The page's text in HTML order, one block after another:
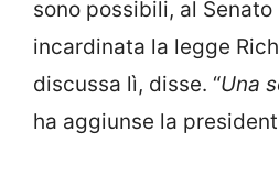
sono possibili, al
incardinata la legge
discussa lì, disse. “Una
ha aggiunse la